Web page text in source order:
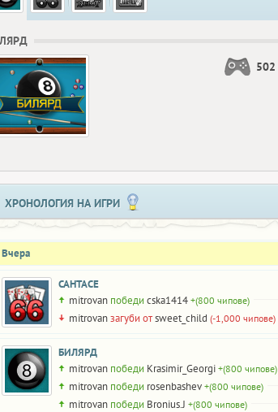
502
ХРОНОЛОГИЯ НА ИГРИ
Вчера
САНТАСЕ
mitrovan победи cska1414 +(800 чипове)
mitrovanзагуби отsweet_child (-1,000 чипове)
БИЛЯРД
mitrovan победи Krasimir_Georgi +(800 чипове)
mitrovan победи rosenbashev +(800 чипове)
mitrovan победи Bronius.J +(800 чипове)